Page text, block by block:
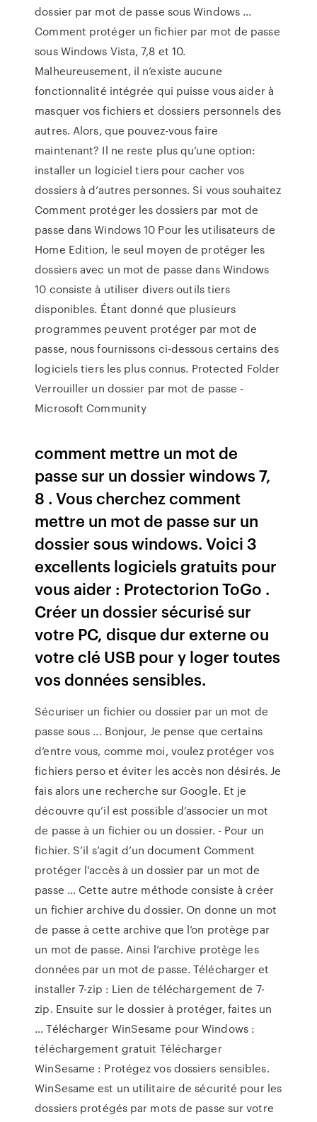
dossier par mot de passe sous Windows ...
Comment protéger un fichier par mot de passe
sous Windows Vista, 7,8 et 10.
Malheureusement, il n’existe aucune
fonctionnalité intégrée qui puisse vous aider à
masquer vos fichiers et dossiers personnels des
autres. Alors, que pouvez-vous faire
maintenant? Il ne reste plus qu’une option:
installer un logiciel tiers pour cacher vos
dossiers à d’autres personnes. Si vous souhaitez
Comment protéger les dossiers par mot de
passe dans Windows 10 Pour les utilisateurs de
Home Edition, le seul moyen de protéger les
dossiers avec un mot de passe dans Windows
10 consiste à utiliser divers outils tiers
disponibles. Étant donné que plusieurs
programmes peuvent protéger par mot de
passe, nous fournissons ci-dessous certains des
logiciels tiers les plus connus. Protected Folder
Verrouiller un dossier par mot de passe -
Microsoft Community
comment mettre un mot de
passe sur un dossier windows 7,
8 . Vous cherchez comment
mettre un mot de passe sur un
dossier sous windows. Voici 3
excellents logiciels gratuits pour
vous aider : Protectorion ToGo .
Créer un dossier sécurisé sur
votre PC, disque dur externe ou
votre clé USB pour y loger toutes
vos données sensibles.
Sécuriser un fichier ou dossier par un mot de
passe sous ... Bonjour, Je pense que certains
d’entre vous, comme moi, voulez protéger vos
fichiers perso et éviter les accès non désirés. Je
fais alors une recherche sur Google. Et je
découvre qu’il est possible d’associer un mot
de passe à un fichier ou un dossier. - Pour un
fichier. S’il s’agit d’un document Comment
protéger l'accès à un dossier par un mot de
passe ... Cette autre méthode consiste à créer
un fichier archive du dossier. On donne un mot
de passe à cette archive que l’on protège par
un mot de passe. Ainsi l’archive protège les
données par un mot de passe. Télécharger et
installer 7-zip : Lien de téléchargement de 7-
zip. Ensuite sur le dossier à protéger, faites un
… Télécharger WinSesame pour Windows :
téléchargement gratuit Télécharger
WinSesame : Protégez vos dossiers sensibles.
WinSesame est un utilitaire de sécurité pour les
dossiers protégés par mots de passe sur votre